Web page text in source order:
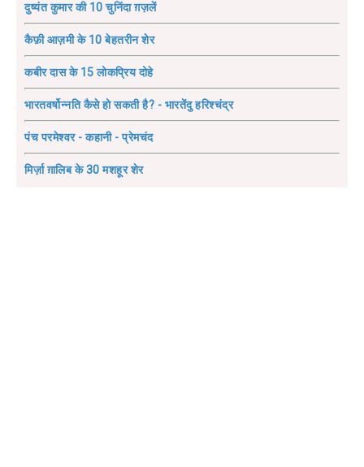
दुष्यंत कुमार की 10 चुनिंदा ग़ज़लें
कैफ़ी आज़मी के 10 बेहतरीन शेर
कबीर दास के 15 लोकप्रिय दोहे
भारतवर्षोन्नति कैसे हो सकती है? - भारतेंदु हरिश्चंद्र
पंच परमेश्वर - कहानी - प्रेमचंद
मिर्ज़ा ग़ालिब के 30 मशहूर शेर